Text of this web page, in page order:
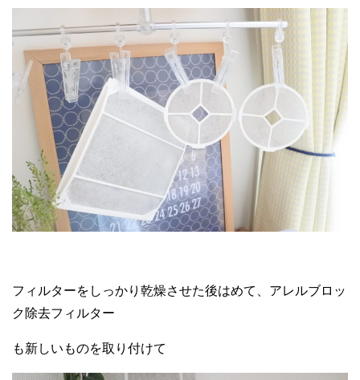
フィルターをしっかり乾燥させた後はめて、アレルブロッ
ク除去フィルター
も新しいものを取り付けて